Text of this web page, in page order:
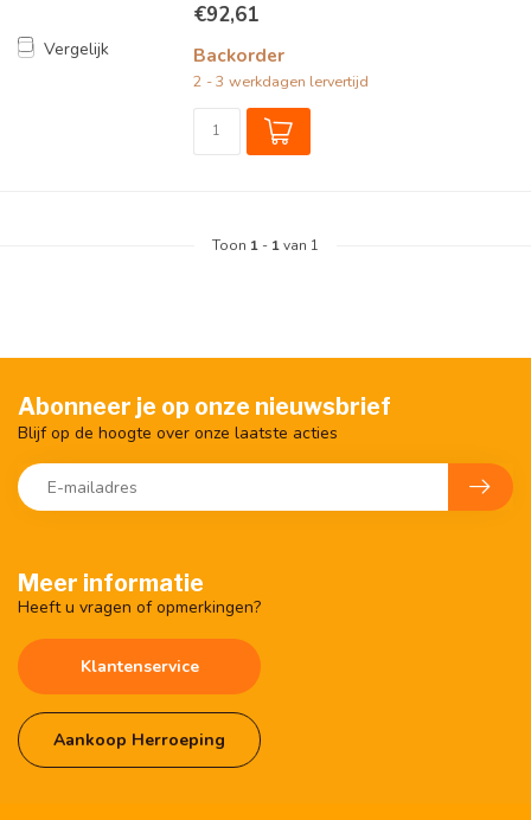
Vergelijk
€92,61
Backorder
2 - 3 werkdagen lervertijd
Toon 1 - 1van 1
Meer informatie
Heeft u vragen of opmerkingen?
Klantenservice
Aankoop Herroeping
Abonneer je op onze nieuwsbrief
Blijf op de hoogte over onze laatste acties